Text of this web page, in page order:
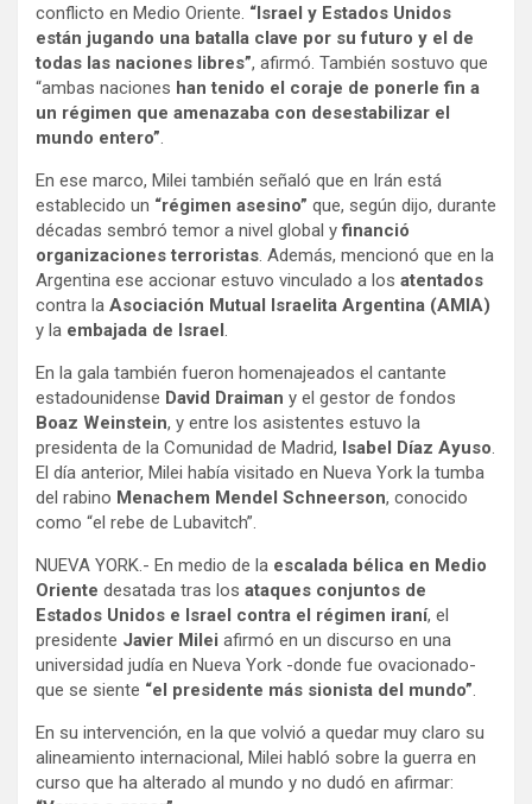
conflicto en Medio Oriente. “Israel y Estados Unidos
están jugando una batalla clave por su futuro y el de
todas las naciones libres”, afirmó. También sostuvo que
“ambas naciones han tenido el coraje de ponerle fin a
un régimen que amenazaba con desestabilizar el
mundo entero”
En ese marco, Milei también señaló que en Irán está
establecido un “régimen asesino” que, según dijo, durante
décadas sembró temor a nivel global yfinanció
organizaciones terroristas . Además, mencionó que en la
Argentina ese accionar estuvo vinculado a los atentados
contra la Asociación Mutual Israelita Argentina (AMIA)
y la embajada de Israel
En la gala también fueron homenajeados el cantante
estadounidense David Draiman y el gestor de fondos
Boaz Weinstein, y entre los asistentes estuvo la
presidenta de la Comunidad de Madrid, Isabel Díaz Ayuso
El día anterior, Milei había visitado en Nueva York la tumba
del rabino Menachem Mendel Schneerson, conocido
como “el rebe de Lubavitch”.
NUEVA YORK.- En medio de la escalada bélica en Medio
Oriente desatada tras los ataques conjuntos de
Estados Unidos e Israel contra el régimen iraní, el
presidente Javier Milei afirmó en un discurso en una
universidad judía en Nueva York -donde fue ovacionado-
que se siente “el presidente más sionista del mundo”
En su intervención, en la que volvió a quedar muy claro su
alineamiento internacional, Milei habló sobre la guerra en
curso que ha alterado al mundo y no dudó en afirmar: